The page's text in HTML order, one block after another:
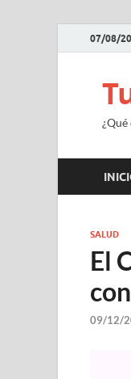
07/08/
SALUD
El
09/12/